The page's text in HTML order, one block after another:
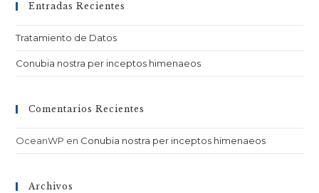
Entradas Recientes
Tratamiento de Datos
Conubia nostra per inceptos himenaeos
Comentarios Recientes
OceanWP en Conubia nostra per inceptos himenaeos
Archivos